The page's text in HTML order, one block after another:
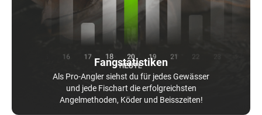
Fangstatistiken
Als Pro-Angler siehst du für jedes Gewässer
und jede Fischart die erfolgreichsten
Angelmethoden, Köder und Beisszeiten!